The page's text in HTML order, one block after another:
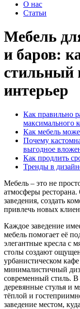
О нас
Статьи
Мебель
и баров:
стильный
интерьер
Как правильно
максимального
Как мебель
Почему
выгодное
Как продлить
Тренды в
Мебель – это не
атмосферы
заведения, создать
привлечь новых
Каждое заведение
мебель помогает её
элегантные кресла с
столы создают
урбанистическом
минималистичный
современный стиль.
деревянные стулья и
тёплой и
заведение местом,